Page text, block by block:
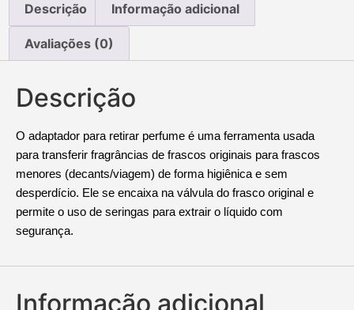
Descrição Informação adicional
Avaliações (0)
Descrição
O adaptador para retirar perfume é uma ferramenta usada
para transferir fragrâncias de frascos originais para frascos
menores (decants/viagem) de forma higiênica e sem
desperdício. Ele se encaixa na válvula do frasco original e
permite o uso de seringas para extrair o líquido com
segurança.
Informação adicional